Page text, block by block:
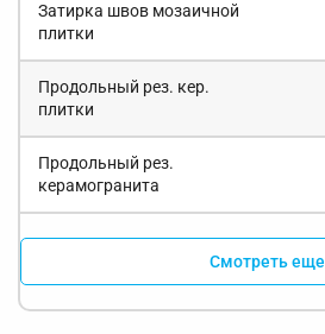
Затирка швов мозаичной
плитки
Продольный рез. кер.
плитки
Продольный рез.
керамогранита
Смотреть еще